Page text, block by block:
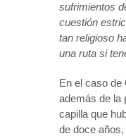
sufrimientos
cuestión
tan religioso
una ruta si
En el caso de
además de la
capilla que
de doce